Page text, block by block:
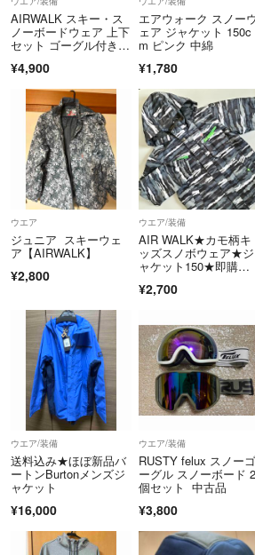
こちらで 適用のお値引価格に変更致します。
上記以外の ハンドメイド品のお値下げ交渉は
AIRWALK スキー・ス
ノーボードウェア 上下
セット ゴーグル付き
¥4,900
エアウォーク スノーウ
ェア ジャケット 150c
m ピンク 中綿
¥1,780
ウエア
ジュニア スキーウェ
ア【AIRWALK】
¥2,800
ウエア/装備
AIR WALK★カモ柄キ
ッズスノボウェア★ジ
ャケット150★即購入O
¥2,700
ウエア/装備
送料込み★ほぼ新品バ
ートンBurtonメンズジ
ャケット
¥16,000
ウエア/装備
RUSTY felux スノーゴ
ーグル スノーボード 2
個セット 中古品
¥3,800